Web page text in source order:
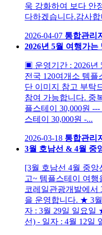
욱 강화하여 보다 안
다하겠습니다. ​ 감사
2026-04-07 통합관리
2026년 5월 여행가는
▣ 운영기간 : 2026년
전국 120여개소 템
단 이미지 참고 부탁
참여 가능합니다. 중
플스테이 30,000원
스테이 30,000원 -...
2026-03-18 통합관리
3월 호남선 & 4월 중
[3월 호남선 4월 중
고~ 템플스테이 여
코레일관광개발에서
을 운영합니다. ★ 3
자 : 3월 29일 일요
선) - 일자 : 4월 12일